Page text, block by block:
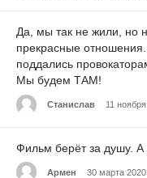
Да, мы так не жили, но
прекрасные
поддались
Мы будем ТАМ!
Станислав 11
Фильм берёт за душу. А
Армен 30 марта